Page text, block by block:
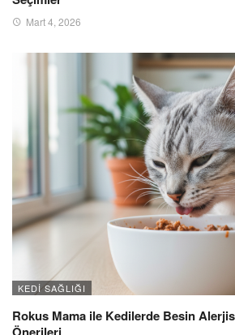
Mart 4, 2026
KEDI SAĞLIĞI
Rokus Mama ile Kedilerde Besin